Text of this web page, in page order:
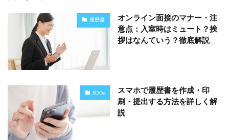
履歴書
オンライン面接のマナー・注
意点：入室時はミュート？挨
拶はなんていう？徹底解説
SDGs
スマホで履歴書を作成・印
刷・提出する方法を詳しく解
説